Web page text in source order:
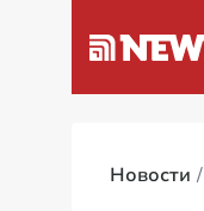
Новости